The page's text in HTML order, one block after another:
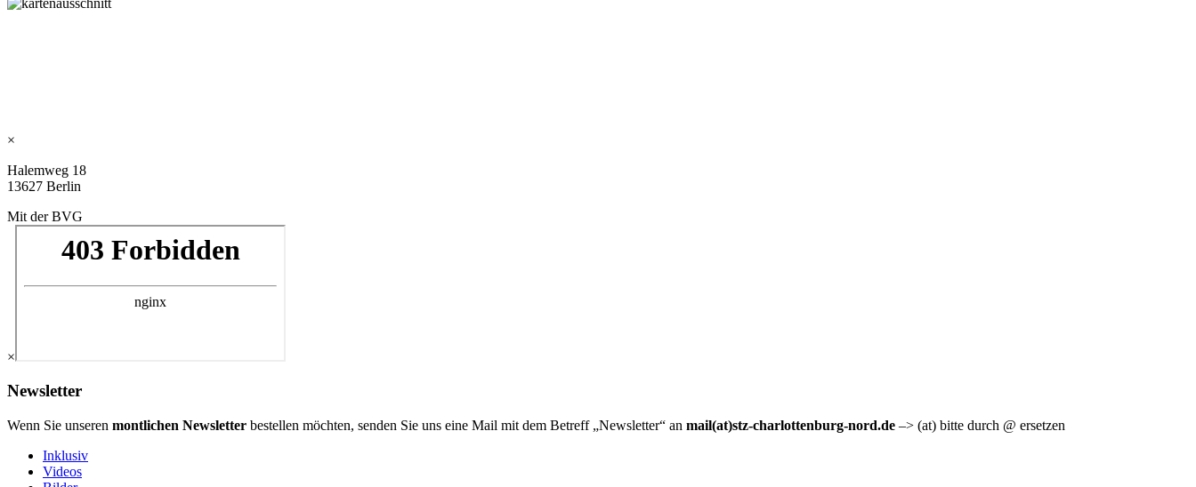
×
Halemweg 18
13627 Berlin
Mit der BVG
×
Newsletter
Wenn Sie unseren montlichen Newsletter bestellen möchten, senden Sie uns eine Mail mit dem Betreff „Newsletter“ an mail(at)stz-charlottenburg-nord.de –> (at) bitte durch @ ersetzen
Inklusiv
Videos